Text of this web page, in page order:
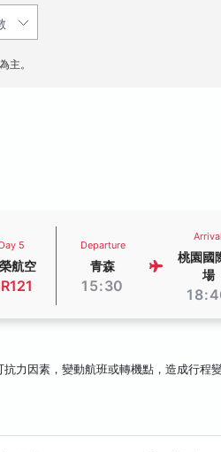
主。
Day 5
航空
Departure
青森
15:30
Arrival
桃園國
場
力因素，變動航班或轉機點，造成行程